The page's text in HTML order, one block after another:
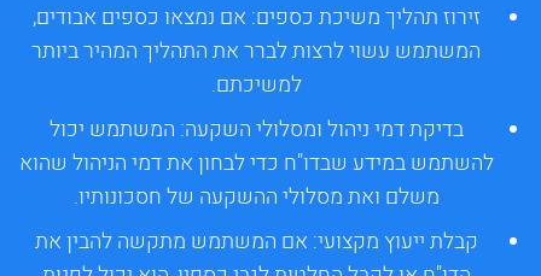
זירוז תהליך משיכת כספים: אם נמצאו כספים אבודים,
המשתמש עשוי לרצות לברר את התהליך המהיר ביותר
למשיכתם.
בדיקת דמי ניהול ומסלולי השקעה: המשתמש יכול
להשתמש במידע שבדו"ח כדי לבחון את דמי הניהול שהוא
משלם ואת מסלולי ההשקעה של חסכונותיו.
קבלת ייעוץ מקצועי: אם המשתמש מתקשה להבין את